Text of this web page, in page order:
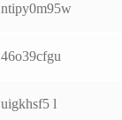
ntipy0m95w
46o39cfgu
uigkhsf5 l